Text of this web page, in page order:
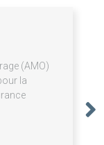
(AMO)
la